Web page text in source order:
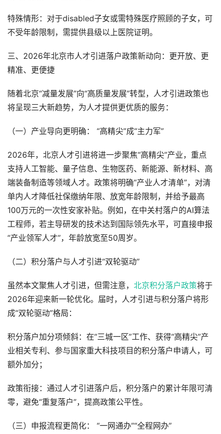
特殊情形：对于disabled子女或需特殊医疗照顾的子女，可
不受年龄限制，需提供县级以上医院证明。
三、2026年北京市人才引进落户政策新动向：更开放、更
精准、更便捷
随着北京“减量发展”向“高质量发展”转型，人才引进政策也
将呈现三大新趋势，为人才提供更优质的服务：
（一）产业导向更明确： “高精尖”成“主力军”
2026年，北京人才引进将进一步聚焦“高精尖”产业，重点
支持人工智能、量子信息、生物医药、新能源、新材料、高
端装备制造等领域人才。政策将明确“产业人才清单”，对清
单内人才降低社保缴纳年限、放宽年龄限制，并给予最高
100万元的一次性安家补贴。例如，在中关村落户的AI算法
工程师，若主导研发的技术达到国际领先水平，可直接申报
“产业领军人才”，年龄放宽至50周岁。
（二）积分落户与人才引进“双轮驱动”
虽然本文聚焦人才引进，但需注意， 北京积分落户政策将于
2026年迎来新一轮优化。届时，人才引进与积分落户将形
成“双轮驱动”格局：
积分落户加分项倾斜：在“三城一区”工作、获得“高精尖”产
业相关专利、参与国家重大科技项目的积分落户申请人，可
额外加分；
政策衔接：通过人才引进落户后，积分落户的累计年限可清
零，避免“重复落户”，提高政策公平性。
（三）申报流程更简化： “一网通办”“全程网办”